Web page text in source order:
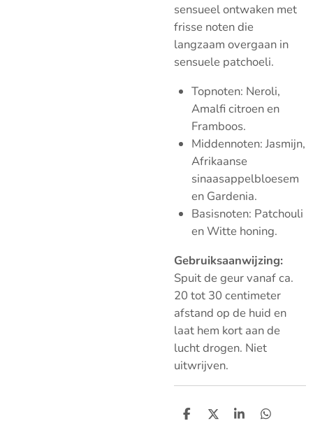
sensueel ontwaken met
frisse noten die
langzaam overgaan in
sensuele patchoeli.
Topnoten: Neroli,
Amalfi citroen en
Framboos.
Middennoten: Jasmijn,
Afrikaanse
sinaasappelbloesem
en Gardenia.
Basisnoten: Patchouli
en Witte honing.
Gebruiksaanwijzing:
Spuit de geur vanaf ca.
20 tot 30 centimeter
afstand op de huid en
laat hem kort aan de
lucht drogen. Niet
uitwrijven.
D
D
S
D